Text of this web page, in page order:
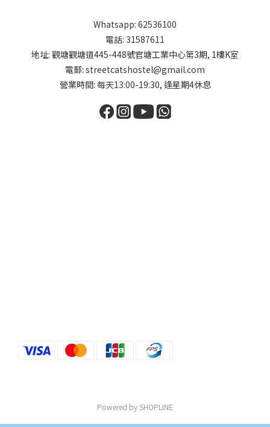
Whatsapp: 62536100
電話: 31587611
地址: 觀塘觀塘道445-448號官塘工業中心第3期, 1樓K室
電郵: streetcatshostel@gmail.com
營業時間: 每天13:00-19:30, 逢星期4休息
Powered by SHOPLINE